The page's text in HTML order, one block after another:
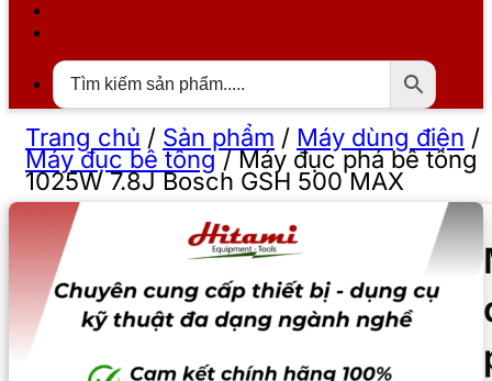
Trang chủ / Sản phẩm / Máy dùng điện /
Máy đục bê tông/Máy đục phá bê tông
1025W 7.8J Bosch GSH 500 MAX